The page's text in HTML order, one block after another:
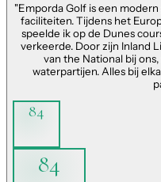
"Emporda Golf is een
faciliteiten. Tijdens het
speelde ik op de Dunes
verkeerde. Door zijn Inland
van the National bij
waterpartijen. Alles bij
84
84